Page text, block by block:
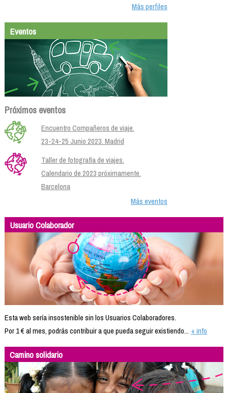
Más perfiles
Eventos
Próximos eventos
Encuentro Compañeros de viaje.
23-24-25 Junio 2023. Madrid
Taller de fotografía de viajes.
Calendario de 2023 próximamente.
Barcelona
Más eventos
Usuario Colaborador
Esta web sería insostenible sin los Usuarios Colaboradores.
Por 1 € al mes, podrás contribuir a que pueda seguir existiendo... + info
Camino solidario